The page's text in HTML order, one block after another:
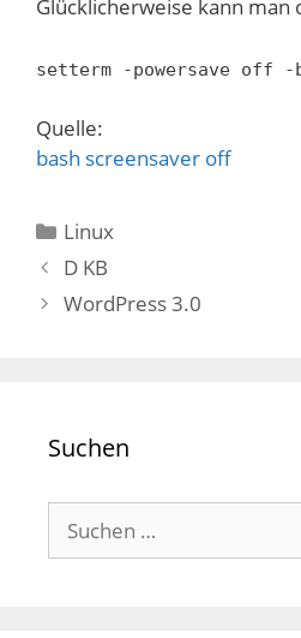
Glücklicherweise kann man
setterm -powersave off -
Quelle:
bash screensaver off
Kategorien
Linux
D KB
WordPress 3.0
Suchen
Suchen
nach: